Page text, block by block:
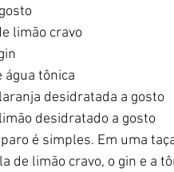
limão cravo
água tônica
desidratada a gosto
desidratado a gosto
é simples. Em uma
de limão cravo, o gin e a